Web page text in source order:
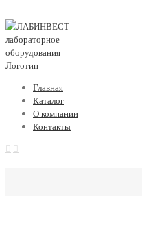
Главная
Каталог
О компании
Контакты